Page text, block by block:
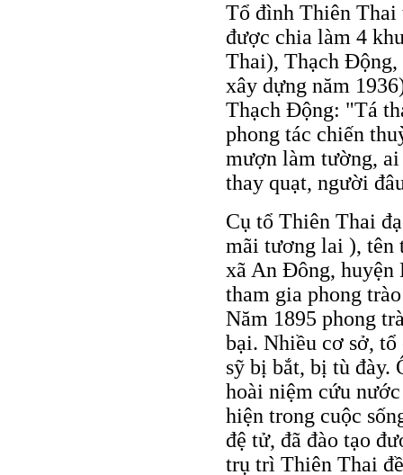
Tổ đình Thiên Thai
được chia làm 4
Thai), Thạch
xây dựng năm
Thạch Động: "Tá
phong tác chiến
mượn làm tường,
thay quạt, người
Cụ tổ Thiên Thai
mãi tương lai ), tên
xã An Đông,
tham gia phong
Năm 1895 phong
bại. Nhiều cơ sở,
sỹ bị bắt, bị tù đày.
hoài niệm cứu
hiện trong cuộc
đệ tử, đã đào tạo
trụ trì Thiên Thai